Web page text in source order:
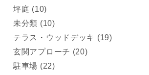
坪庭 (10)
未分類 (10)
テラス・ウッドデッキ (19)
玄関アプローチ (20)
駐車場 (22)